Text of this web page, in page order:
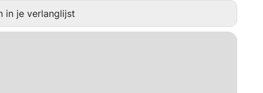
in je verlanglijst